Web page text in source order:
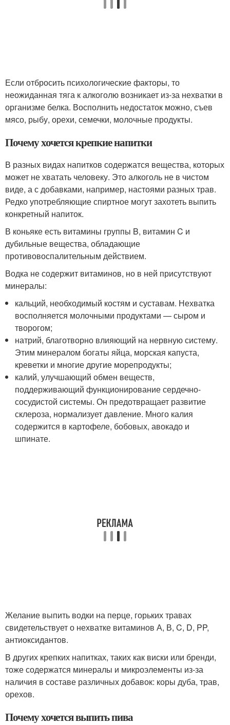
Если отбросить психологические факторы, то
неожиданная тяга к алкоголю возникает из-за нехватки в
организме белка. Восполнить недостаток можно, съев
мясо, рыбу, орехи, семечки, молочные продукты.
Почему хочется крепкие напитки
В разных видах напитков содержатся вещества, которых
может не хватать человеку. Это алкоголь не в чистом
виде, а с добавками, например, настоями разных трав.
Редко употребляющие спиртное могут захотеть выпить
конкретный напиток.
В коньяке есть витамины группы B, витамин C и
дубильные вещества, обладающие
противовоспалительным действием.
Водка не содержит витаминов, но в ней присутствуют
минералы:
кальций, необходимый костям и суставам. Нехватка
восполняется молочными продуктами — сыром и
творогом;
натрий, благотворно влияющий на нервную систему.
Этим минералом богаты яйца, морская капуста,
креветки и многие другие морепродукты;
калий, улучшающий обмен веществ,
поддерживающий функционирование сердечно-
сосудистой системы. Он предотвращает развитие
склероза, нормализует давление. Много калия
содержится в картофеле, бобовых, авокадо и
шпинате.
Желание выпить водки на перце, горьких травах
свидетельствует о нехватке витаминов А, В, C, D, PP,
антиоксидантов.
В других крепких напитках, таких как виски или бренди,
тоже содержатся минералы и микроэлементы из-за
наличия в составе различных добавок: коры дуба, трав,
орехов.
Почему хочется выпить пива